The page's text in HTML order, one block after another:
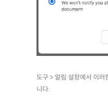
도구 > 알림 설정에서 이러
니다.